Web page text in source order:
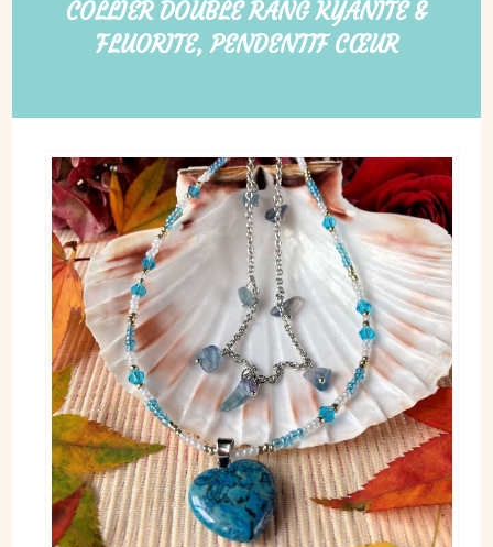
COLLIER DOUBLE RANG KYANITE &
FLUORITE, PENDENTIF CŒUR